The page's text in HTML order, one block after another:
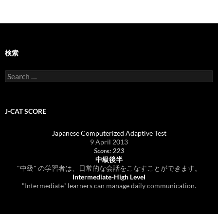
検索
Search
for:
J-CAT SCORE
Japanese Computerized Adaptive Test
9 April 2013
Score: 223
中級後半
"中級" の学習者は、日常的な会話をこなすことができます。
Intermediate-High Level
"Intermediate" learners can manage daily communication.